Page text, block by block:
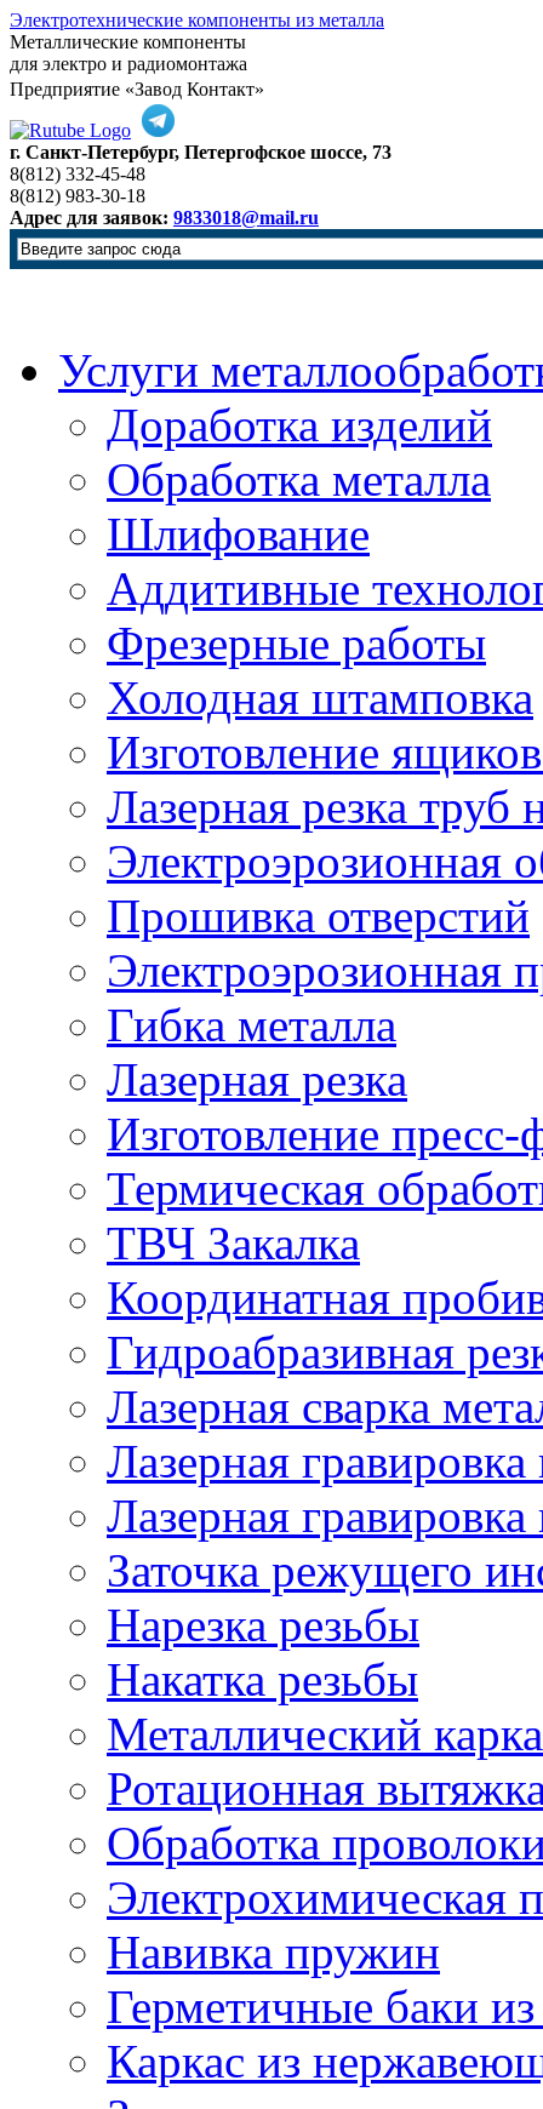
Электротехнические компоненты из металла
Металлические компоненты
для электро и радиомонтажа
Предприятие «Завод Контакт»
г. Санкт-Петербург, Петергофское шоссе, 73
8(812) 332-45-48
8(812) 983-30-18
Адрес для заявок: 9833018@mail.ru
Услуги
Доработка изделий
Обработка металла
Шлифование
Аддитивные
Фрезерные работы
Холодная штамповка
Изготовление
Лазерная резка труб
Электроэрозионная
Прошивка отверстий
Электроэрозионная
Гибка металла
Лазерная резка
Изготовление
Термическая
ТВЧ Закалка
Координатная
Гидроабразивная
Лазерная сварка
Лазерная гравировка
Лазерная
Заточка режущего
Нарезка резьбы
Накатка резьбы
Металлический
Ротационная
Обработка
Электрохимическая
Навивка пружин
Герметичные баки
Каркас из